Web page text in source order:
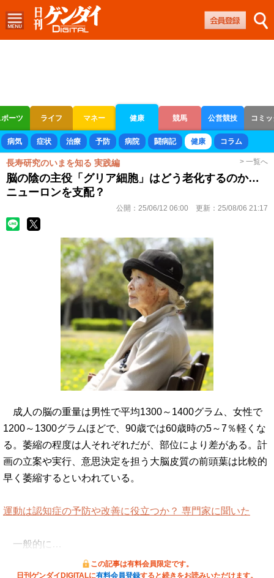
ーツ ライフ マネー 健康 競馬 公営競技 コミ
ボートレース 競輪 オートレース
病気 症状 治療 予防 病院 闘病記 健康 コラム
長寿研究のいまを知る 実践編 > 一覧へ
脳の陰の主役「グリア細胞」はどう老化するのか…
ニューロンを支配？
公開： 25/06/12 06:00 更新： 25/08/06 21:17
成人の脳の重量は男性で平均1300～1400グラム、女性で
1200～1300グラムほどで、90歳では60歳時の5～7％軽くな
る。萎縮の程度は人それぞれだが、部位により差がある。計
画の立案や実行、意思決定を担う大脳皮質の前頭葉は比較的
早く萎縮するといわれている。
運動は認知症の予防や改善に役立つか？ 専門家に聞いた
一般的に…
この記事は有料会員限定です。
日刊ゲンダイDIGITALに有料会員登録すると続きをお読みいただけます。